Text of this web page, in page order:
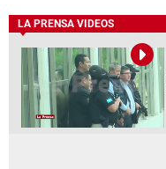
LA PRENSA VIDEOS